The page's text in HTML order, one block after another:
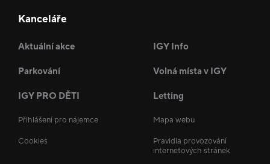
Kanceláře
Aktuální akce IGY Info
Parkování Volná místa v IGY
IGY PRO DĚTI Letting
Přihlášení pro nájemce Mapa webu
Cookies
Pravidla provozování
internetových stránek